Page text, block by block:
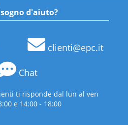
d'aiuto?
clienti@epc.it
Chat
ti risponde dal lun al ven
e 14:00 - 18:00